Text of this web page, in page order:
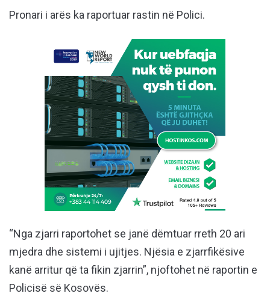
Pronari i arës ka raportuar rastin në Polici.
“Nga zjarri raportohet se janë dëmtuar rreth 20 ari
mjedra dhe sistemi i ujitjes. Njësia e zjarrfikësive
kanë arritur që ta fikin zjarrin”, njoftohet në raportin e
Policisë së Kosovës.